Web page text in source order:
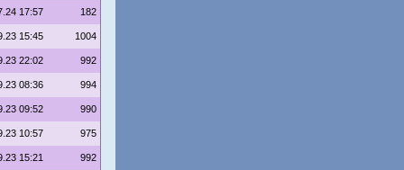
17:57 182
15:45 1004
22:02 992
08:36 994
09:52 990
10:57 975
15:21 992